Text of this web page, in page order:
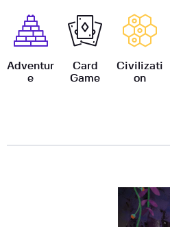
Adventur
e
Card
Game
Civilizati
on